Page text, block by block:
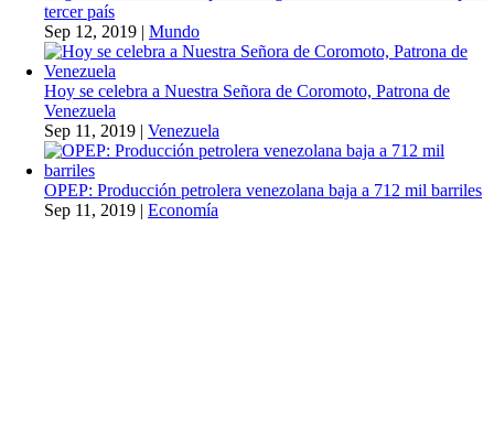
tercer país
Sep 12, 2019 | Mundo
Hoy se celebra a Nuestra Señora de Coromoto, Patrona de
Venezuela
Sep 11, 2019 | Venezuela
OPEP: Producción petrolera venezolana baja a 712 mil barriles
Sep 11, 2019 | Economía